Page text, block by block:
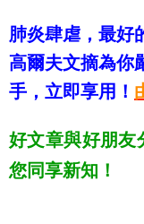
肺炎肆虐，最好
高爾夫文摘為你
手，立即享用！
好文章與好朋友
您同享新知！